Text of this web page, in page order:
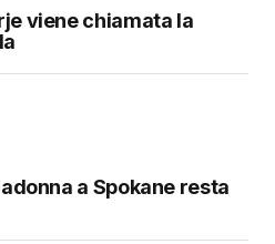
viene chiamata la
a Spokane resta